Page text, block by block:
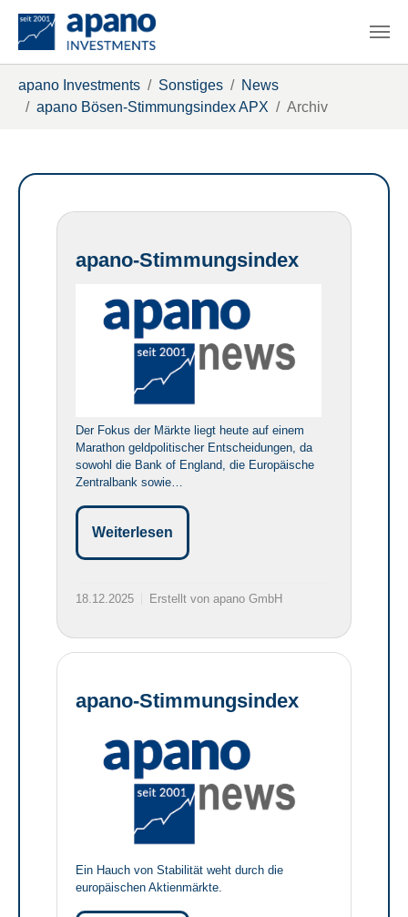
apano Investments Sonstiges
News
apano Bösen-Stimmungsindex APX
Archiv
apano-Stimmungsindex
Der Fokus der Märkte liegt heute auf einem
Marathon geldpolitischer Entscheidungen, da
sowohl die Bank of England, die Europäische
Zentralbank sowie…
Weiterlesen
18.12.2025 Erstellt von apano GmbH
apano-Stimmungsindex
Ein Hauch von Stabilität weht durch die
europäischen Aktienmärkte.